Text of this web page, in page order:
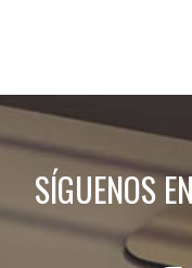
SÍGUENOS